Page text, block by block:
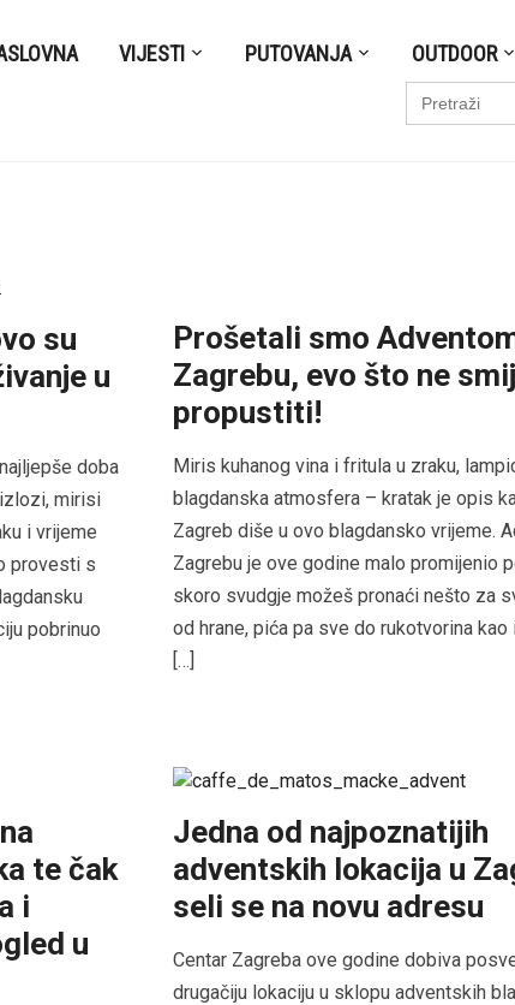
VIJESTI PUTOVANJA OUTDOOR
Search
for:
su
u
doba
mirisi
i vrijeme
provesti s
pobrinuo
Prošetali smo
Zagrebu, evo što ne
propustiti!
Miris kuhanog vina i fritula u zraku,
blagdanska atmosfera – kratak je opis
Zagreb diše u ovo blagdansko vrijeme.
Zagrebu je ove godine malo promijenio
skoro svudgje možeš pronaći nešto za
od hrane, pića pa sve do rukotvorina kao
[…]
te čak
i
u
Jedna od najpoznatijih
adventskih lokacija u
seli se na novu adresu
Centar Zagreba ove godine dobiva
drugačiju lokaciju u sklopu adventskih